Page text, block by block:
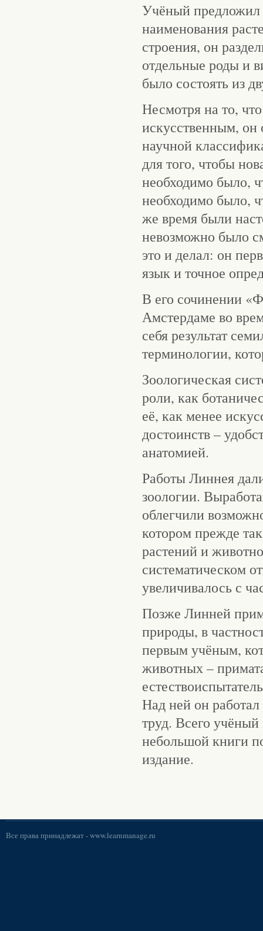
Учёный предложил
наименования
строения, он
отдельные роды и
было состоять из
Несмотря на то,
искусственным, он
научной
для того, чтобы
необходимо было,
необходимо было,
же время были
невозможно было
это и делал: он
язык и точное
В его сочинении
Амстердаме во
себя результат
терминологии,
Зоологическая
роли, как
её, как менее
достоинств –
анатомией.
Работы Линнея
зоологии.
облегчили
котором прежде
растений и
систематическом
увеличивалось с
Позже Линней
природы, в
первым учёным,
животных –
Над ней он
труд. Всего учёный
небольшой книги
издание.
Все права принадлежат -www.learnmanage.ru